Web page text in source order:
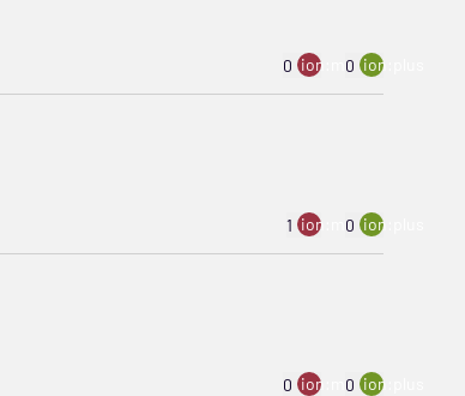
0 ion:minus
0 ion:plus
1 ion:minus
0 ion:plus
0 ion:minus
0 ion:plus